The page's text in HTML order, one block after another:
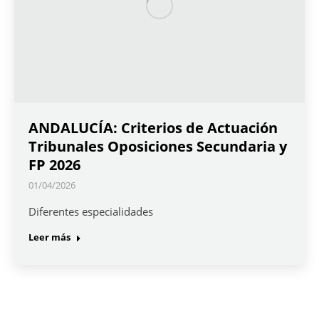
ANDALUCÍA: Criterios de Actuación
Tribunales Oposiciones Secundaria y
FP 2026
01/04/2026
Diferentes especialidades
Leer más